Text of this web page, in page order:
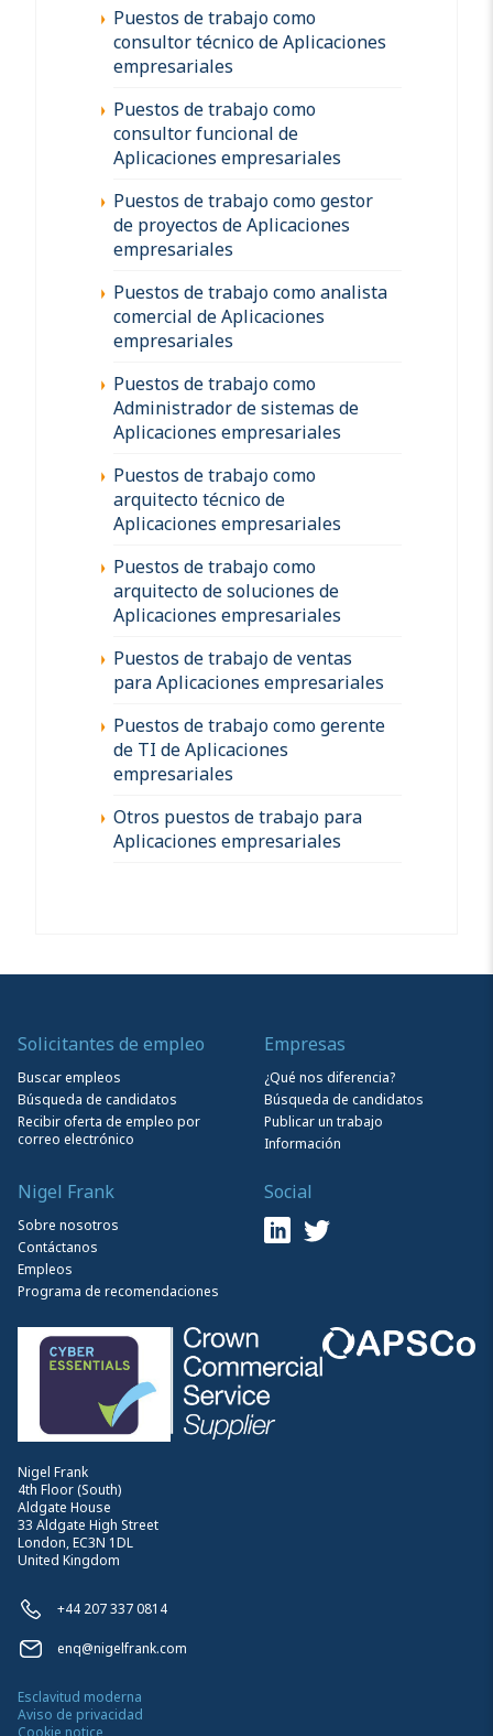
Puestos de trabajo como
consultor técnico de Aplicaciones
empresariales
Puestos de trabajo como
consultor funcional de
Aplicaciones empresariales
Puestos de trabajo como gestor
de proyectos de Aplicaciones
empresariales
Puestos de trabajo como analista
comercial de Aplicaciones
empresariales
Puestos de trabajo como
Administrador de sistemas de
Aplicaciones empresariales
Puestos de trabajo como
arquitecto técnico de
Aplicaciones empresariales
Puestos de trabajo como
arquitecto de soluciones de
Aplicaciones empresariales
Puestos de trabajo de ventas
para Aplicaciones empresariales
Puestos de trabajo como gerente
de TI de Aplicaciones
empresariales
Otros puestos de trabajo para
Aplicaciones empresariales
Nigel Frank
4th Floor (South)
Aldgate House
33 Aldgate High Street
London, EC3N 1DL
United Kingdom
+44 207 337 0814
enq@nigelfrank.com
Solicitantes de empleo
Buscar empleos
Búsqueda de candidatos
Recibir oferta de empleo por
correo electrónico
Empresas
¿Qué nos diferencia?
Búsqueda de candidatos
Publicar un trabajo
Información
Nigel Frank
Sobre nosotros
Contáctanos
Empleos
Programa de recomendaciones
Social
Esclavitud moderna
Aviso de privacidad
Cookie notice